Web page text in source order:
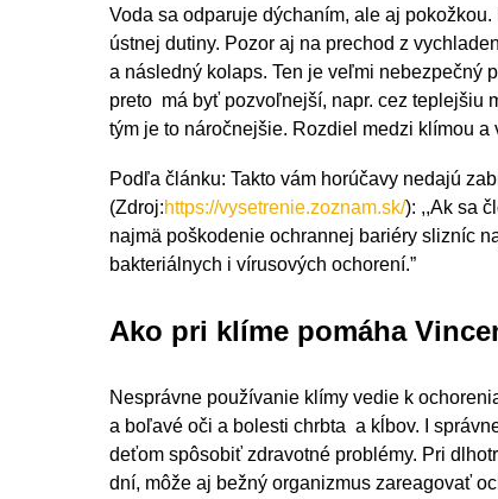
Voda sa odparuje dýchaním, ale aj
ústnej dutiny. Pozor aj na prechod z
a následný kolaps. Ten je veľmi nebezpečný
preto má byť pozvoľnejší, napr. cez teplejšiu
tým je to náročnejšie. Rozdiel medzi klímou
Podľa článku: Takto vám horúčavy nedajú
(Zdroj:https://vysetrenie.zoznam.sk/): ,,Ak sa
najmä poškodenie ochrannej bariéry slizníc
bakteriálnych i vírusových ochorení.”
Ako pri klíme pomáha
Nesprávne používanie klímy vedie k
a boľavé oči a bolesti chrbta a kĺbov. I
deťom spôsobiť zdravotné problémy. Pri
dní, môže aj bežný organizmus zareagovať